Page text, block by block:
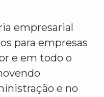
empresarial
para empresas
e em todo o
e no